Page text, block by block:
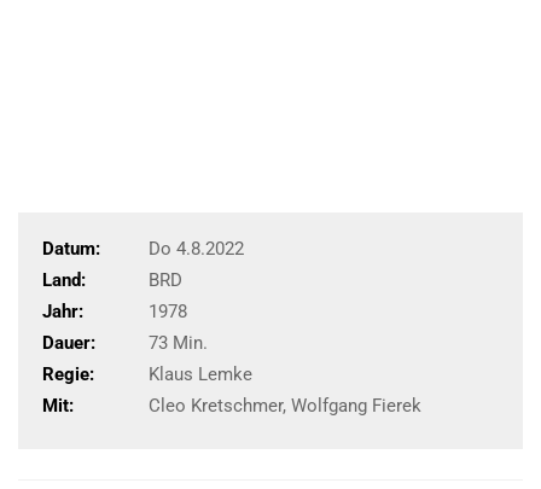
Datum:
Do 4.8.2022
Land:
BRD
Jahr:
1978
Dauer:
73 Min.
Regie:
Klaus Lemke
Mit:
Cleo Kretschmer, Wolfgang Fierek